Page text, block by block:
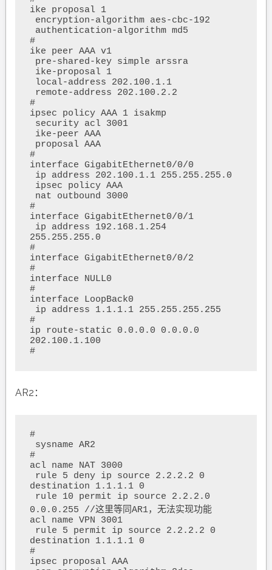
ike proposal 1
#
ike peer AAA v1
#
ipsec policy AAA 1 isakmp
#
interface GigabitEthernet0/0/0
#
interface GigabitEthernet0/0/1
255.255.255.0
#
interface GigabitEthernet0/0/2
#
interface NULL0
#
interface LoopBack0
#
ip route-static 0.0.0.0 0.0.0.0
202.100.1.100
#
AR2：
#
#
acl name NAT 3000
destination 1.1.1.1 0
0.0.0.255 //这里等同AR1，无法实现功能
acl name VPN 3001
destination 1.1.1.1 0
#
ipsec proposal AAA